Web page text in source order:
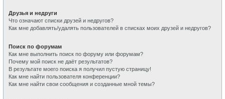
Друзья и недруги
Что означают списки друзей и недругов?
Как мне добавлять/удалять пользователей в списках моих друзей и недругов?
Поиск по форумам
Как мне выполнить поиск по форуму или форумам?
Почему мой поиск не даёт результатов?
В результате моего поиска я получил пустую страницу!
Как мне найти пользователя конференции?
Как мне найти свои сообщения и созданные мной темы?